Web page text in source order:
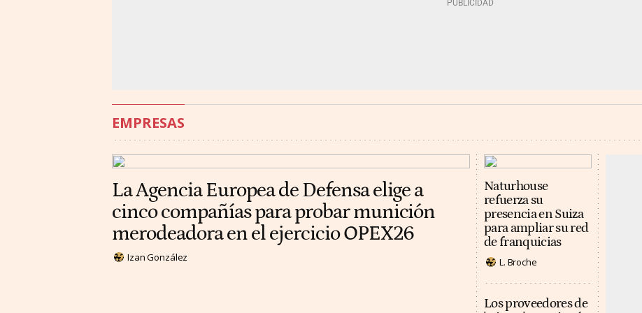
EMPRESAS
La Agencia Europea de Defensa elige a
cinco compañías para probar munición
merodeadora en el ejercicio OPEX26
Izan González
Naturhouse
refuerza su
presencia en Suiza
para ampliar su red
de franquicias
L. Broche
Los proveedores de